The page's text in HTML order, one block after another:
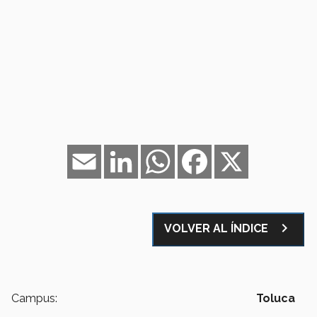
Facebook
WhatsApp
LinkedIn
Email
VOLVER AL ÍNDICE navigate_next
Campus: Toluca